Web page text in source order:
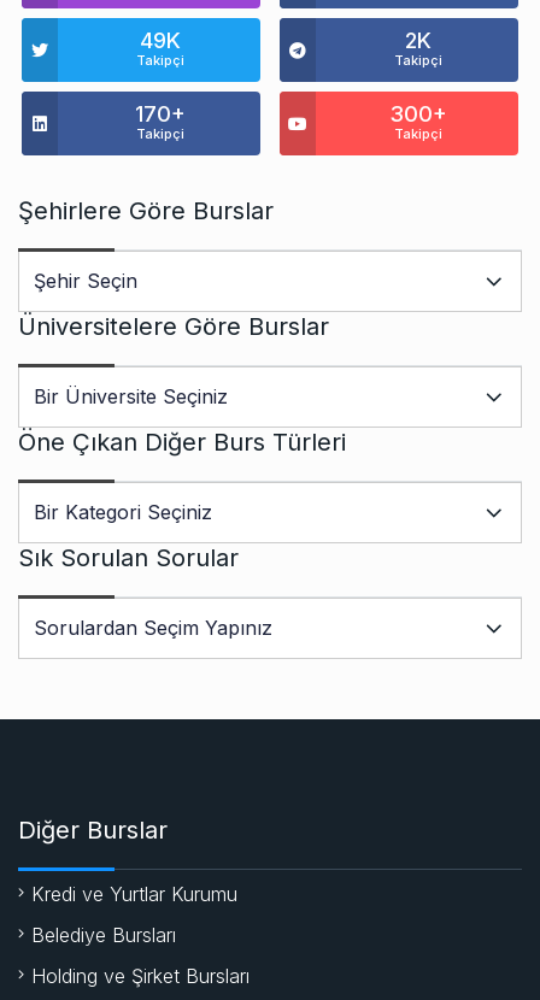
49K
Takipçi
2K
Takipçi
170+
Takipçi
300+
Takipçi
Şehirlere Göre Burslar
Üniversitelere Göre Burslar
Öne Çıkan Diğer Burs Türleri
Sık Sorulan Sorular
Diğer Burslar
Kredi ve Yurtlar Kurumu
Belediye Bursları
Holding ve Şirket Bursları